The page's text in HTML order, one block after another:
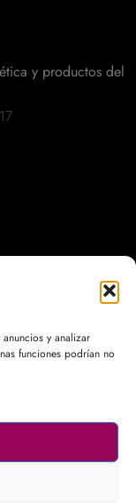
y analizar
funciones podrían no
y productos del
reservados.